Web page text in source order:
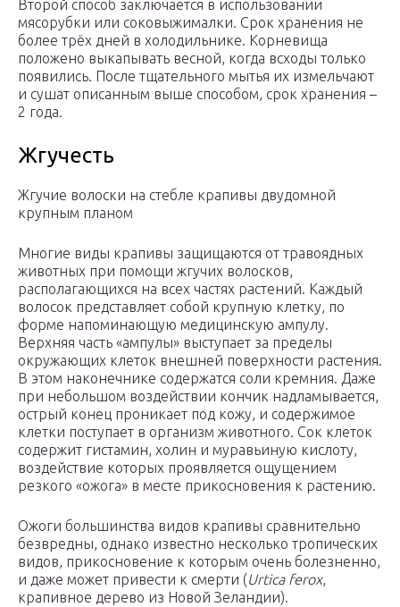
Второй способ заключается в использовании
мясорубки или соковыжималки. Срок хранения не
более трёх дней в холодильнике. Корневища
положено выкапывать весной, когда всходы только
появились. После тщательного мытья их измельчают
и сушат описанным выше способом, срок хранения –
2 года.
Жгучесть
Жгучие волоски на стебле крапивы двудомной
крупным планом
Многие виды крапивы защищаются от травоядных
животных при помощи жгучих волосков,
располагающихся на всех частях растений. Каждый
волосок представляет собой крупную клетку, по
форме напоминающую медицинскую ампулу.
Верхняя часть «ампулы» выступает за пределы
окружающих клеток внешней поверхности растения.
В этом наконечнике содержатся соли кремния. Даже
при небольшом воздействии кончик надламывается,
острый конец проникает под кожу, и содержимое
клетки поступает в организм животного. Сок клеток
содержит гистамин, холин и муравьиную кислоту,
воздействие которых проявляется ощущением
резкого «ожога» в месте прикосновения к растению.
Ожоги большинства видов крапивы сравнительно
безвредны, однако известно несколько тропических
видов, прикосновение к которым очень болезненно,
и даже может привести к смерти (Urtica ferox,
крапивное дерево из Новой Зеландии).